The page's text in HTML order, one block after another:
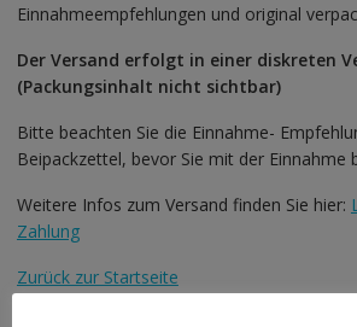
Einnahmeempfehlungen und original
Der Versand erfolgt in einer diskreten
(Packungsinhalt nicht sichtbar)
Bitte beachten Sie die Einnahme-
Beipackzettel, bevor Sie mit der Einnahme
Weitere Infos zum Versand finden Sie hier:
Zahlung
Zurück zur Startseite